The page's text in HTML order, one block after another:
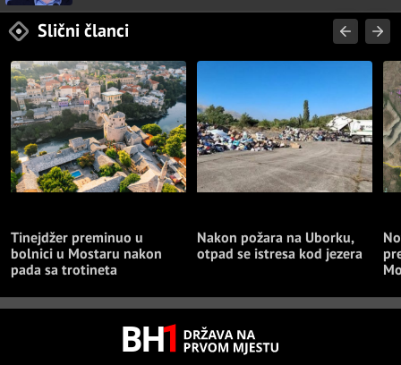
Slični članci
Tinejdžer preminuo u
bolnici u Mostaru nakon
pada sa trotineta
Nakon požara na Uborku,
otpad se istresa kod jezera